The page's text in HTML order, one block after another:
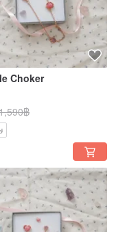
Choker
฿